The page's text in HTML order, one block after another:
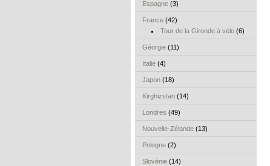
Espagne (3)
France (42)
Tour de la Gironde à vélo(6)
Géorgie (11)
Italie (4)
Japon (18)
Kirghizstan (14)
Londres (49)
Nouvelle-Zélande (13)
Pologne (2)
Slovénie (14)